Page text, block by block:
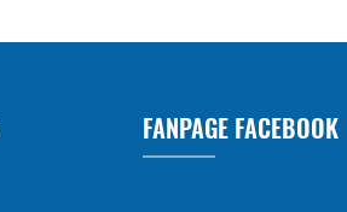
FANPAGE FACEBOOK